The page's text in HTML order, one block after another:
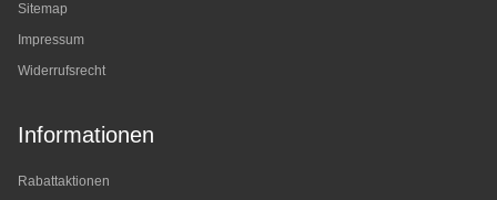
Sitemap
Impressum
Widerrufsrecht
Informationen
Rabattaktionen